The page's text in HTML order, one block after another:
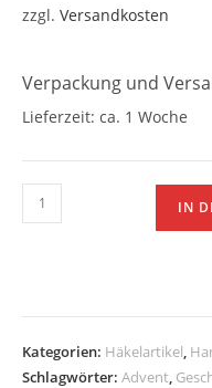
zzgl. Versandkosten
Verpackung und
Lieferzeit: ca. 1 Woche
Tassenwärmer
rosa
IN
Kategorien: Häkelartikel,
Schlagwörter: Advent,